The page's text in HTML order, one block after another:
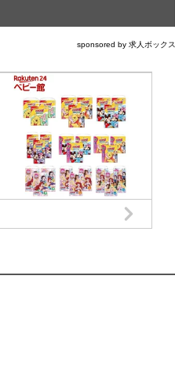
sponsored by 求人ボックス